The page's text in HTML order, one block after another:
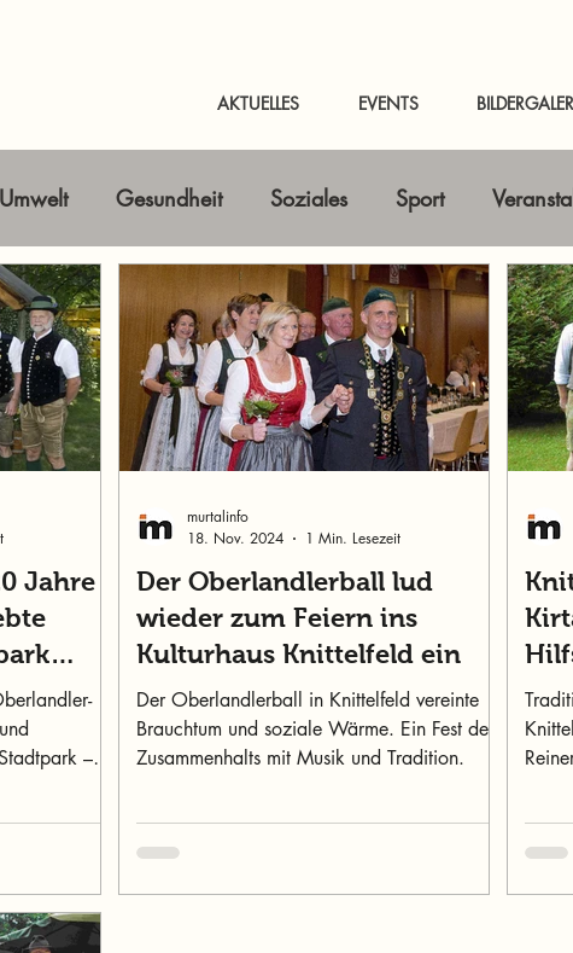
AKTUELLES EVENTS
Umwelt Gesundheit Soziales Sport
Horizont erweitern Gastbeitrag Kunst & Kultur
Online-Magazin News Murtal & Murau News
Jahre
–
Der Oberlandlerball lud
wieder zum Feiern ins
Kulturhaus Knittelfeld ein
Der Oberlandlerball in Knittelfeld vereinte
Brauchtum und soziale Wärme. Ein Fest des
Zusammenhalts mit Musik und Tradition.
murtalinfo
18. Nov. 2024
1 Min. Lesezeit